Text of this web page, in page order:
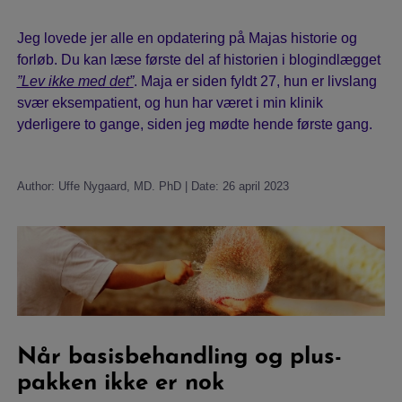
Sygdomssammenhæng
Blog
Video
Søg
Jeg lovede jer alle en opdatering på Majas historie og
forløb. Du kan læse første del af historien i blogindlægget
”Lev ikke med det”. Maja er siden fyldt 27, hun er livslang
svær eksempatient, og hun har været i min klinik
yderligere to gange, siden jeg mødte hende første gang.
Author: Uffe Nygaard, MD. PhD | Date: 26 april 2023
Når basisbehandling og plus-
pakken ikke er nok